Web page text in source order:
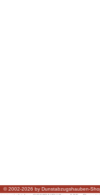
© 2002-2026 by Dunstabzugshauben-